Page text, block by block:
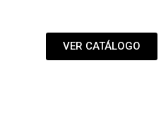
VER CATÁLOGO